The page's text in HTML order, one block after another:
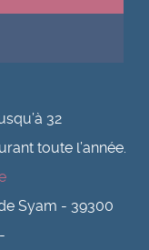
32
toute l’année.
Syam - 39300